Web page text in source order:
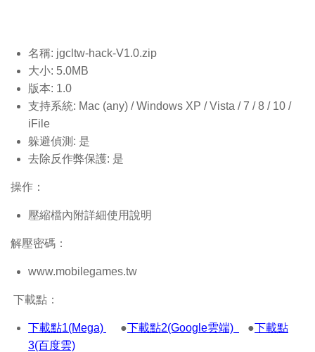
名稱: jgcltw-hack-V1.0.zip
大小: 5.0MB
版本: 1.0
支持系統: Mac (any) / Windows XP / Vista / 7 / 8 / 10 /
iFile
躲避偵測: 是
去除反作弊保護: 是
操作：
壓縮檔內附詳細使用說明
解壓密碼：
www.mobilegames.tw
下載點：
下載點1(Mega) ●下載點2(Google雲端) ●下載點
3(百度雲)